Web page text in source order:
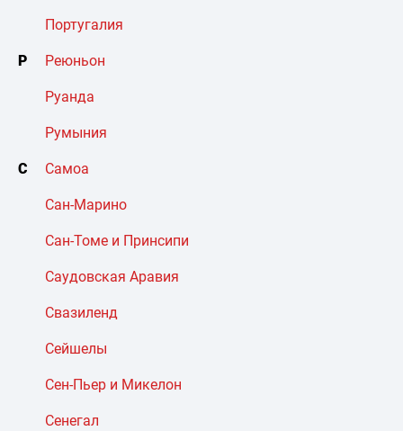
Португалия
Р Реюньон
Руанда
Румыния
С Самоа
Сан-Марино
Сан-Томе и Принсипи
Саудовская Аравия
Свазиленд
Сейшелы
Сен-Пьер и Микелон
Сенегал